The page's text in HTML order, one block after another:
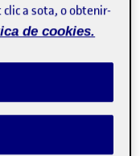
al projecte fotogràfic
una editorial de moda.
que seria bona idea
que serien d’estil
a sota, o obtenir-
de cookies.